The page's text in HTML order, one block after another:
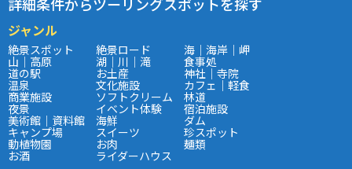
ジャンル
絶景スポット 絶景ロード 海｜海岸｜岬
山｜高原 湖｜川｜滝 食事処
道の駅 お土産 神社｜寺院
温泉 文化施設 カフェ｜軽食
商業施設 ソフトクリーム 林道
夜景 イベント体験 宿泊施設
美術館｜資料館 海鮮 ダム
キャンプ場 スイーツ 珍スポット
動植物園 お肉 麺類
お酒 ライダーハウス